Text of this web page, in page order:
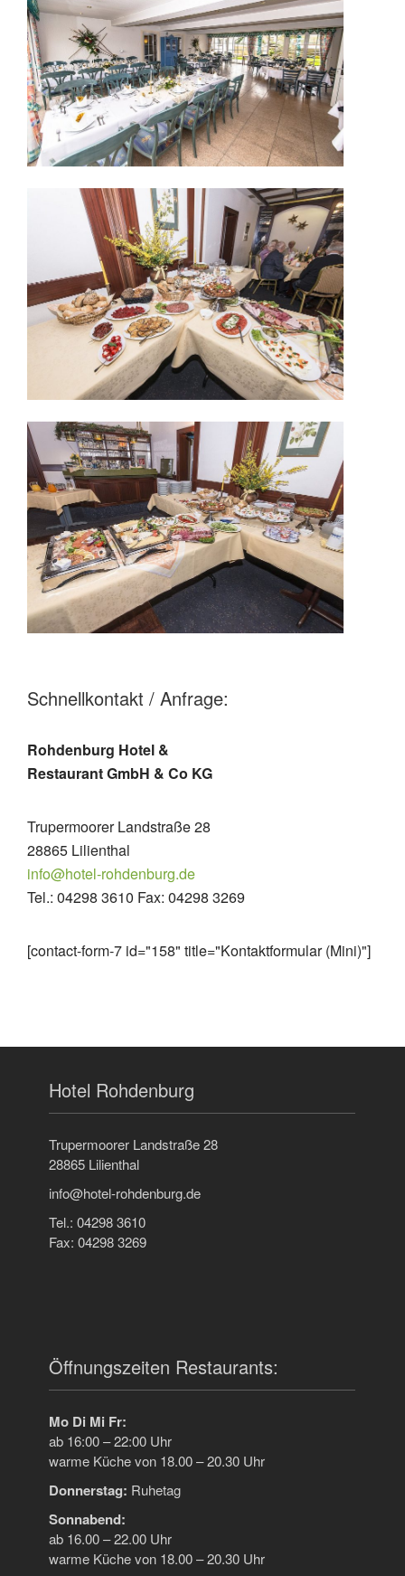
Schnellkontakt / Anfrage:
Rohdenburg Hotel &
Restaurant GmbH & Co KG
Trupermoorer Landstraße 28
28865 Lilienthal
info@hotel-rohdenburg.de
Tel.: 04298 3610 Fax: 04298 3269
[contact-form-7 id="158" title="Kontaktformular (Mini)"]
Hotel Rohdenburg
Trupermoorer Landstraße 28
28865 Lilienthal
info@hotel-rohdenburg.de
Tel.: 04298 3610
Fax: 04298 3269
Öffnungszeiten Restaurants:
Mo Di Mi Fr:
ab 16:00 – 22:00 Uhr
warme Küche von 18.00 – 20.30 Uhr
Donnerstag: Ruhetag
Sonnabend:
ab 16.00 – 22.00 Uhr
warme Küche von 18.00 – 20.30 Uhr